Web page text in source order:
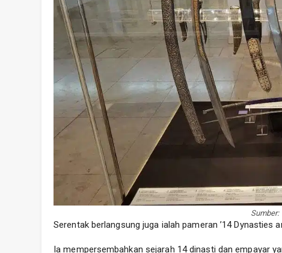
Sumber:
Serentak berlangsung juga ialah pameran ’14 Dynasties
Ia mempersembahkan sejarah 14 dinasti dan empayar